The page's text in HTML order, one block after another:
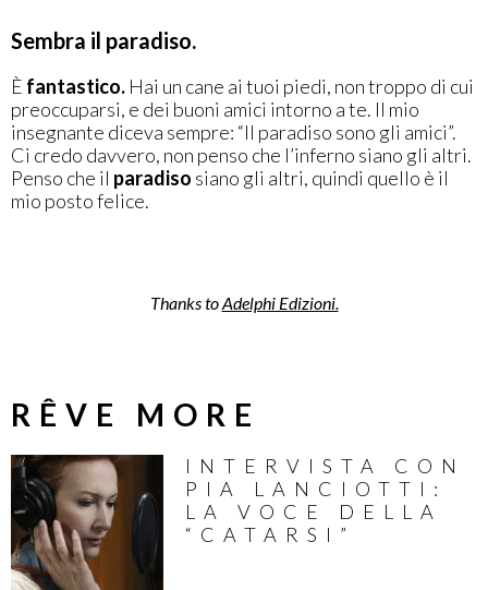
Sembra il paradiso.
È fantastico. Hai un cane ai tuoi piedi, non troppo di cui
preoccuparsi, e dei buoni amici intorno a te. Il mio
insegnante diceva sempre: “Il paradiso sono gli amici”.
Ci credo davvero, non penso che l’inferno siano gli altri.
Penso che il paradiso siano gli altri, quindi quello è il
mio posto felice.
Thanks toAdelphi Edizioni.
RÊVE MORE
INTERVISTA CON
PIA LANCIOTTI:
LA VOCE DELLA
“CATARSI”